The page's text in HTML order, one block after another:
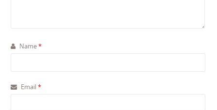
Name*
Email*